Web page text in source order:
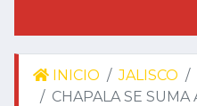
INICIO JALISCO
CHAPALA SE SUMA